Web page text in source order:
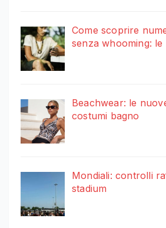
Come scoprire
senza whooming: le
Beachwear: le
costumi bagno
Mondiali: controlli
stadium